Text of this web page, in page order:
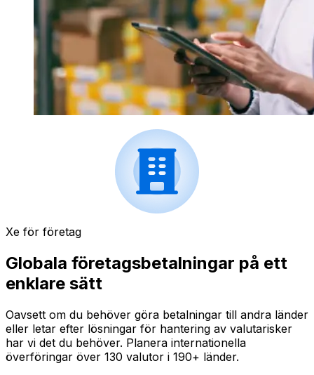
Xe för företag
Globala företagsbetalningar på ett
enklare sätt
Oavsett om du behöver göra betalningar till andra länder
eller letar efter lösningar för hantering av valutarisker
har vi det du behöver. Planera internationella
överföringar över 130 valutor i 190+ länder.